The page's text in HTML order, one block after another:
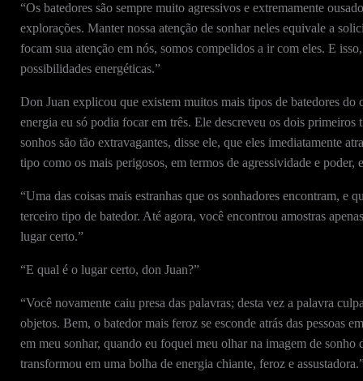
“Os batedores são sempre muito agressivos e extremamente
explorações. Manter nossa atenção de sonhar neles equivale a
focam sua atenção em nós, somos compelidos a ir com eles. E
possibilidades energéticas.”
Don Juan explicou que existem muitos mais tipos de batedores
energia eu só podia focar em três. Ele descreveu os dois
sonhos são tão extravagantes, disse ele, que eles imediatamente
tipo como os mais perigosos, em termos de agressividade e poder,
“Uma das coisas mais estranhas que os sonhadores encontram, e
terceiro tipo de batedor. Até agora, você encontrou amostras
lugar certo.”
“E qual é o lugar certo, don Juan?”
“Você novamente caiu presa das palavras; desta vez a palavra
objetos. Bem, o batedor mais feroz se esconde atrás das pessoas
em meu sonhar, quando eu foquei meu olhar na imagem de
transformou em uma bolha de energia chiante, feroz e